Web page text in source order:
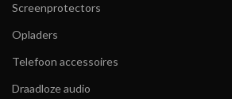
Screenprotectors
Opladers
Telefoon accessoires
Draadloze audio